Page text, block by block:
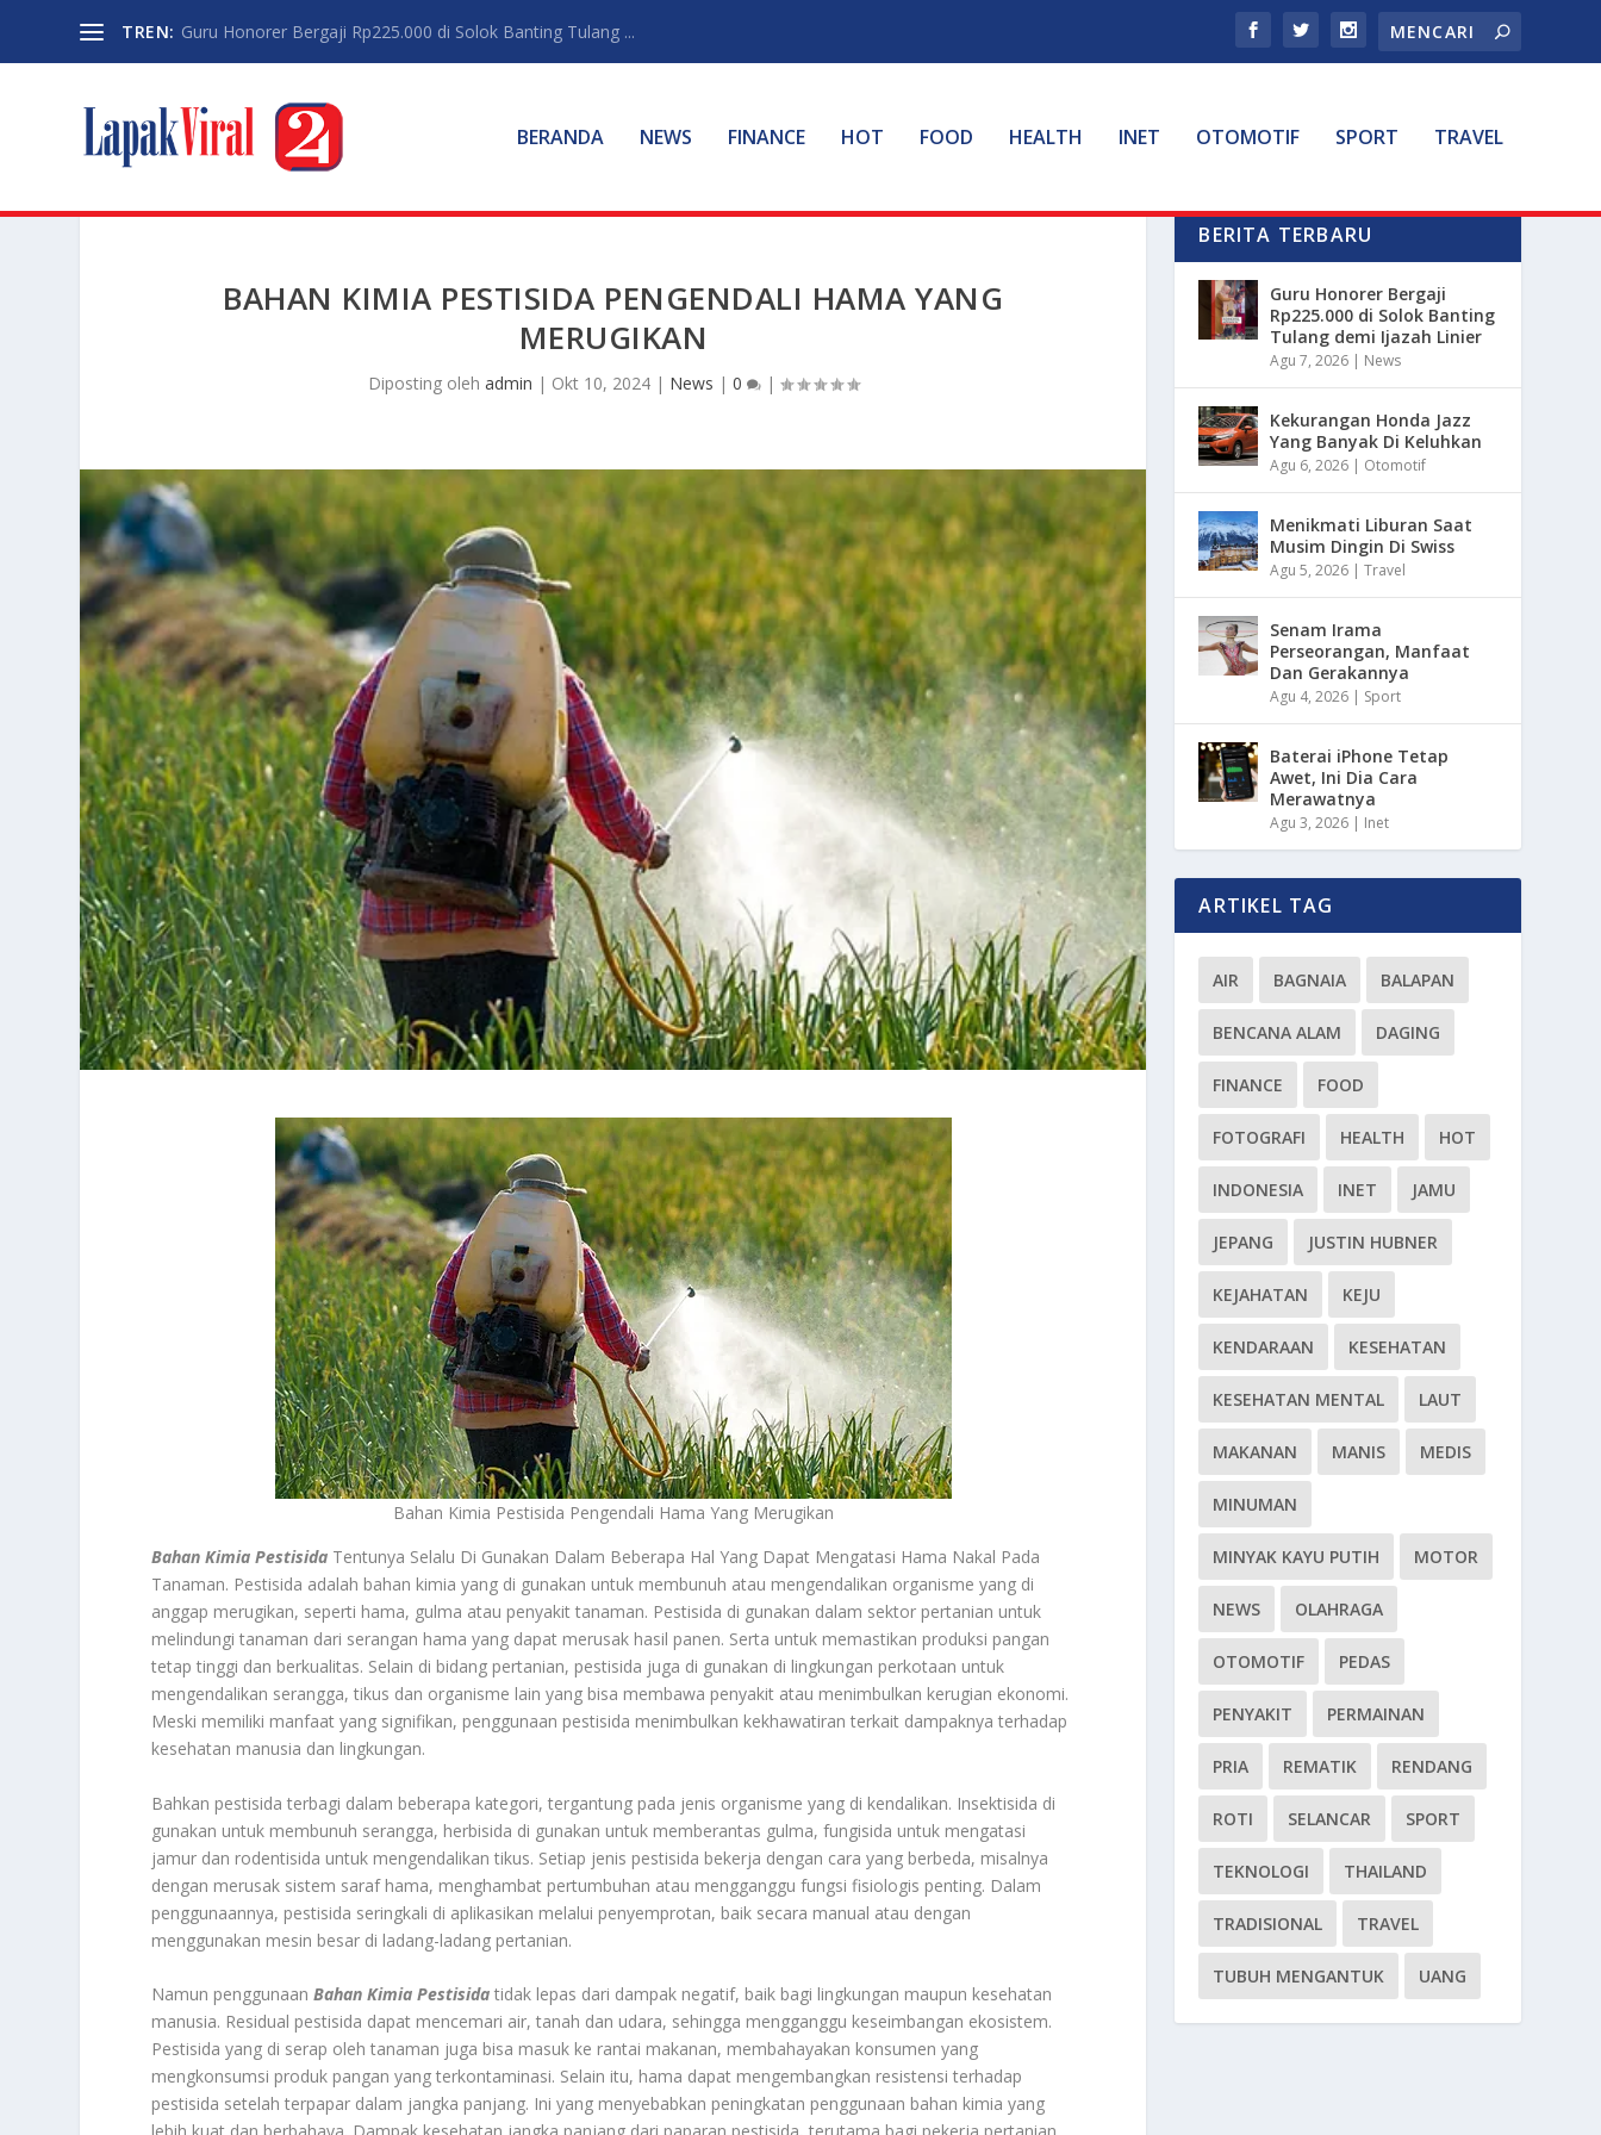
TREN: Guru Honorer Bergaji Rp225.000 di Solok Banting Tulang ...
BERANDA NEWS FINANCE HOT FOOD HEALTH INET OTOMOTIF SPORT TRAVEL
BAHAN KIMIA PESTISIDA PENGENDALI HAMA YANG
MERUGIKAN
Diposting oleh admin | Okt 10, 2024| News | 0 |
Bahan Kimia Pestisida Pengendali Hama Yang Merugikan
Bahan Kimia Pestisida Tentunya Selalu Di Gunakan Dalam Beberapa Hal Yang Dapat Mengatasi Hama Nakal Pada
Tanaman. Pestisida adalah bahan kimia yang di gunakan untuk membunuh atau mengendalikan organisme yang di
anggap merugikan, seperti hama, gulma atau penyakit tanaman. Pestisida di gunakan dalam sektor pertanian untuk
melindungi tanaman dari serangan hama yang dapat merusak hasil panen. Serta untuk memastikan produksi pangan
tetap tinggi dan berkualitas. Selain di bidang pertanian, pestisida juga di gunakan di lingkungan perkotaan untuk
mengendalikan serangga, tikus dan organisme lain yang bisa membawa penyakit atau menimbulkan kerugian ekonomi.
Meski memiliki manfaat yang signifikan, penggunaan pestisida menimbulkan kekhawatiran terkait dampaknya terhadap
kesehatan manusia dan lingkungan.
Bahkan pestisida terbagi dalam beberapa kategori, tergantung pada jenis organisme yang di kendalikan. Insektisida di
gunakan untuk membunuh serangga, herbisida di gunakan untuk memberantas gulma, fungisida untuk mengatasi
jamur dan rodentisida untuk mengendalikan tikus. Setiap jenis pestisida bekerja dengan cara yang berbeda, misalnya
dengan merusak sistem saraf hama, menghambat pertumbuhan atau mengganggu fungsi fisiologis penting. Dalam
penggunaannya, pestisida seringkali di aplikasikan melalui penyemprotan, baik secara manual atau dengan
menggunakan mesin besar di ladang-ladang pertanian.
Namun penggunaanBahan Kimia Pestisida tidak lepas dari dampak negatif, baik bagi lingkungan maupun kesehatan
manusia. Residual pestisida dapat mencemari air, tanah dan udara, sehingga mengganggu keseimbangan ekosistem.
Pestisida yang di serap oleh tanaman juga bisa masuk ke rantai makanan, membahayakan konsumen yang
mengkonsumsi produk pangan yang terkontaminasi. Selain itu, hama dapat mengembangkan resistensi terhadap
pestisida setelah terpapar dalam jangka panjang. Ini yang menyebabkan peningkatan penggunaan bahan kimia yang
BERITA TERBARU
Guru Honorer Bergaji
Rp225.000 di Solok Banting
Tulang demi Ijazah Linier
Agu 7, 2026 | News
Kekurangan Honda Jazz
Yang Banyak Di Keluhkan
Agu 6, 2026 | Otomotif
Menikmati Liburan Saat
Musim Dingin Di Swiss
Agu 5, 2026 |Travel
Senam Irama
Perseorangan, Manfaat
Dan Gerakannya
Agu 4, 2026 | Sport
Baterai iPhone Tetap
Awet, Ini Dia Cara
Merawatnya
Agu 3, 2026 | Inet
ARTIKEL TAG
AIR BAGNAIA BALAPAN
BENCANA ALAM DAGING
FINANCE FOOD
FOTOGRAFI HEALTH HOT
INDONESIA INET JAMU
JEPANG JUSTIN HUBNER
KEJAHATAN KEJU
KENDARAAN KESEHATAN
KESEHATAN MENTAL LAUT
MAKANAN MANIS MEDIS
MINUMAN
MINYAK KAYU PUTIH MOTOR
NEWS OLAHRAGA
OTOMOTIF PEDAS
PENYAKIT PERMAINAN
PRIA REMATIK RENDANG
ROTI SELANCAR SPORT
TEKNOLOGI THAILAND
TRADISIONAL TRAVEL
TUBUH MENGANTUK UANG